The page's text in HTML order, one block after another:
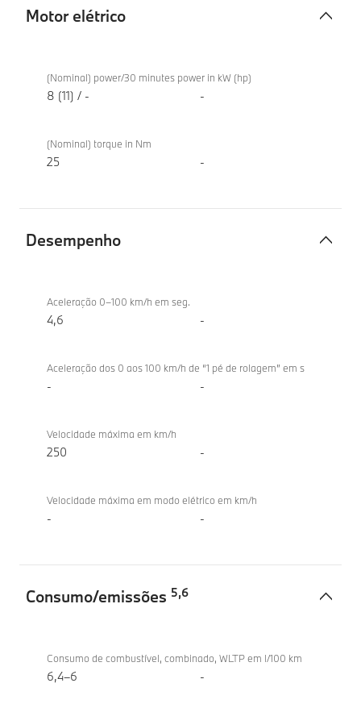
Motor elétrico
elétrico
M340d
xDrive
(Nominal) power/30 minutes power in kW (hp)
8 (11) / - -
(Nominal) torque in Nm
25 -
Desempenho
M340d
xDrive
Aceleração 0–100 km/h em seg.
4,6 -
Aceleração dos 0 aos 100 km/h de “1 pé de rolagem” em s
- -
Velocidade máxima em km/h
250 -
Velocidade máxima em modo elétrico em km/h
- -
Consumo/emissões 5,6
M340d
xDrive
Consumo de combustível, combinado, WLTP em l/100 km
6,4–6 -